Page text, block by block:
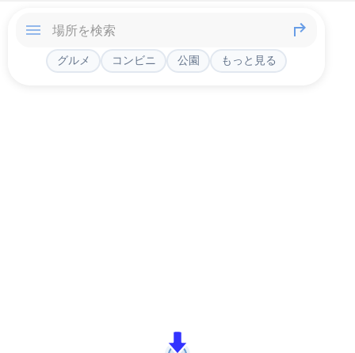
グルメ コンビニ 公園 もっと見る